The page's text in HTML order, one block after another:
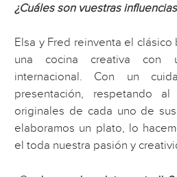
¿Cuáles son vuestras
Elsa y Fred reinventa el
una cocina creativa con
internacional. Con un
presentación, respetando
originales de cada uno de
elaboramos un plato, lo
el toda nuestra pasión y